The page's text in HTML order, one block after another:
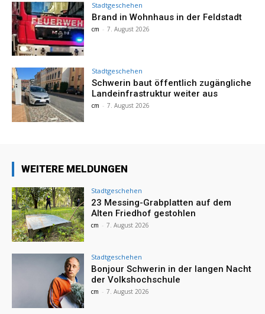
Stadtgeschehen
Brand in Wohnhaus in der Feldstadt
cm - 7. August 2026
Stadtgeschehen
Schwerin baut öffentlich zugängliche
Landeinfrastruktur weiter aus
cm - 7. August 2026
WEITERE MELDUNGEN
Stadtgeschehen
23 Messing-Grabplatten auf dem
Alten Friedhof gestohlen
cm - 7. August 2026
Stadtgeschehen
Bonjour Schwerin in der langen Nacht
der Volkshochschule
cm - 7. August 2026